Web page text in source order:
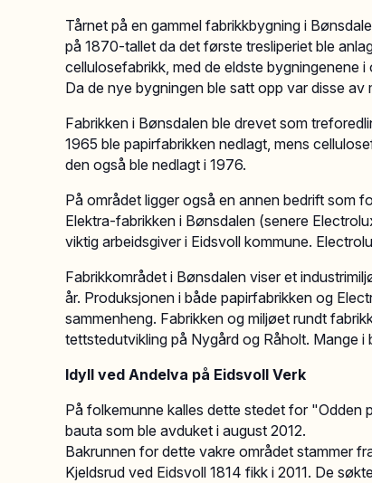
Tårnet på en gammel fabrikkbygning i
på 1870-tallet da det første tresliperiet ble
cellulosefabrikk, med de eldste bygningenene
Da de nye bygningen ble satt opp var disse av
Fabrikken i Bønsdalen ble drevet som
1965 ble papirfabrikken nedlagt, mens
den også ble nedlagt i 1976.
På området ligger også en annen bedrift som
Elektra-fabrikken i Bønsdalen (senere
viktig arbeidsgiver i Eidsvoll kommune.
Fabrikkområdet i Bønsdalen viser et
år. Produksjonen i både papirfabrikken og
sammenheng. Fabrikken og miljøet rundt
tettstedutvikling på Nygård og Råholt. Mange i
Idyll ved Andelva på Eidsvoll Verk
På folkemunne kalles dette stedet for "Odden
bauta som ble avduket i august 2012.
Bakrunnen for dette vakre området stammer
Kjeldsrud ved Eidsvoll 1814 fikk i 2011. De